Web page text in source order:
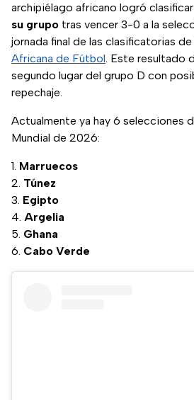
archipiélago africano logró
su grupo tras vencer 3-0 a la
jornada final de las clasificatorias de
Africana de Fútbol. Este resultado
segundo lugar del grupo D con
repechaje.
Actualmente ya hay 6 selecciones
Mundial de 2026:
Marruecos
Túnez
Egipto
Argelia
Ghana
Cabo Verde